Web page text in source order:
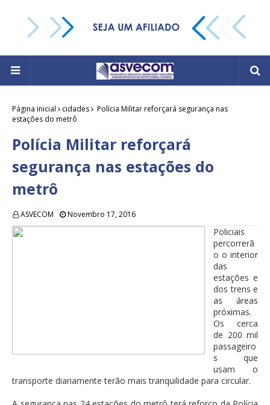
Página inicial cidades
Polícia Militar reforçará segurança nas
estações do metrô
Polícia Militar reforçará
segurança nas estações do
metrô
ASVECOM Novembro 17, 2016
Policiais
percorrerã
o o interior
das
estações e
dos trens e
as áreas
próximas.
Os cerca
de 200 mil
passageiro
s que
usam o
transporte diariamente terão mais tranquilidade para circular.